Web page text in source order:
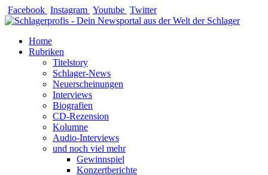
Zum
Inhalt
Facebook Instagram Youtube Twitter
Home
Rubriken
Titelstory
Schlager-News
Neuerscheinungen
Interviews
Biografien
CD-Rezension
Kolumne
Audio-Interviews
und noch viel mehr
Gewinnspiel
Konzertberichte